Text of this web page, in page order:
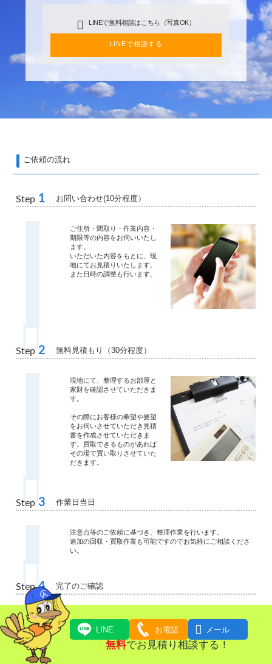
LINEで無料相談はこちら（写真OK）
LINEで相談する
ご依頼の流れ
Step 1 お問い合わせ(10分程度）
ご住所・間取り・作業内容・
期限等の内容をお伺いいたし
ます。
いただいた内容をもとに、現
地にてお見積りいたします。
また日時の調整も行います。
Step 2 無料見積もり（30分程度）
現地にて、整理するお部屋と
家財を確認させていただきま
す。
その際にお客様の希望や要望
をお伺いさせていただき見積
書を作成させていただきま
す。買取できるものがあれば
その場で買い取りさせていた
だきます。
Step 3 作業日当日
注意点等のご依頼に基づき、整理作業を行います。
追加の回収・買取作業も可能ですのでお気軽にご相談くださ
い。
Step 4 完了のご確認
と一緒に確認作業をしていた
だきます。遠方に住んでいた
り、立ち合いが難しいお客様
LINE お電話  メール
無料でお見積り相談する！